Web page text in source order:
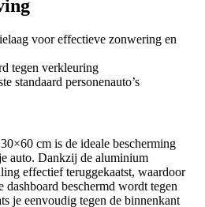
voor effectieve zonwering en
tegen verkleuring
standaard personenauto’s
cm is de ideale bescherming
auto. Dankzij de aluminium
effectief teruggekaatst, waardoor
beschermd wordt tegen
je eenvoudig tegen de binnenkant